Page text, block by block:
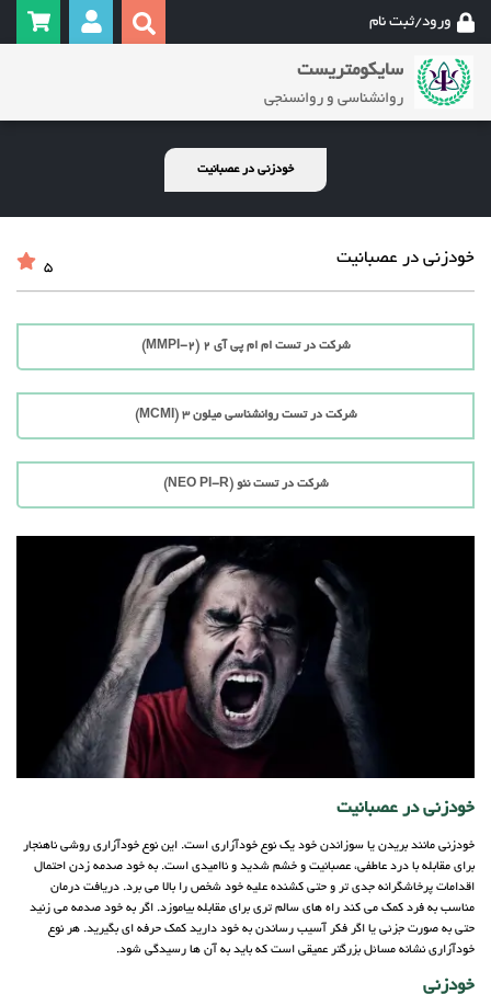
ورود/ثبت نام
سایکومتریست
روانشناسی و روانسنجی
خودزنی در عصبانیت
خودزنی در عصبانیت 5
شرکت در تست ام ام پی آی 2 (MMPI-2)
شرکت در تست روانشناسی میلون 3 (MCMI)
شرکت در تست نئو (NEO PI-R)
خودزنی در عصبانیت
خودزنی مانند بریدن یا سوزاندن خود یک نوع خودآزاری است. این نوع خودآزاری روشی ناهنجار
برای مقابله با درد عاطفی، عصبانیت و خشم شدید و ناامیدی است. به خود صدمه زدن احتمال
اقدامات پرخاشگرانه جدی تر و حتی کشنده علیه خود شخص را بالا می برد. دریافت درمان
مناسب به فرد کمک می کند راه های سالم تری برای مقابله بیاموزد. اگر به خود صدمه می زنید
حتی به صورت جزئی یا اگر فکر آسیب رساندن به خود دارید کمک حرفه ای بگیرید. هر نوع
خودآزاری نشانه مسائل بزرگتر عمیقی است که باید به آن ها رسیدگی شود.
خودزنی